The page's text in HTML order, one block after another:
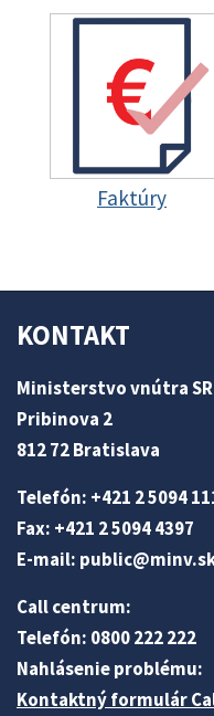
Faktúry
KONTAKT
Ministerstvo vnútra SR
Pribinova 2
812 72 Bratislava
Telefón: +421 2 5094
Fax: +421 2 5094 4397
E-mail: public@minv
Call centrum:
Telefón: 0800 222 222
Nahlásenie problému:
Kontaktný formulár